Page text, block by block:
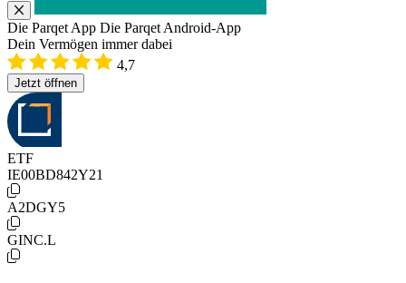
Die Parqet App Die Parqet Android-App
Dein Vermögen immer dabei
4,7
Jetzt öffnen
ETF
IE00BD842Y21
A2DGY5
GINC.L